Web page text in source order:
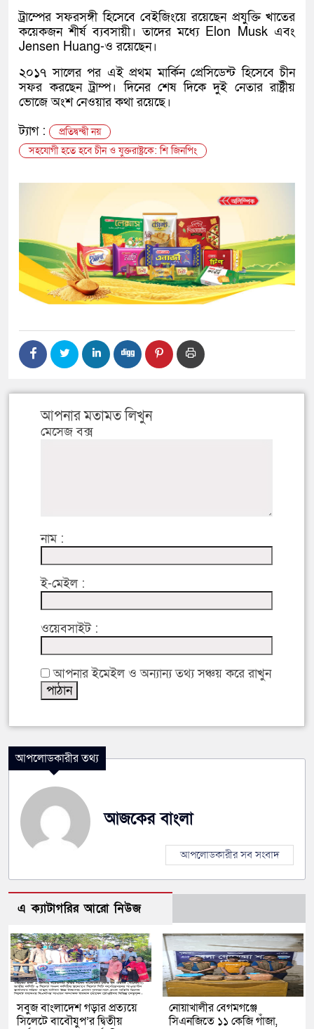
ট্রাম্পের সফরসঙ্গী হিসেবে বেইজিংয়ে রয়েছেন প্রযুক্তি খাতের
কয়েকজন শীর্ষ ব্যবসায়ী। তাদের মধ্যে Elon Musk এবং
Jensen Huang-ও রয়েছেন।
২০১৭ সালের পর এই প্রথম মার্কিন প্রেসিডেন্ট হিসেবে চীন
সফর করছেন ট্রাম্প। দিনের শেষ দিকে দুই নেতার রাষ্ট্রীয়
ভোজে অংশ নেওয়ার কথা রয়েছে।
ট্যাগ :
প্রতিদ্বন্দ্বী নয়
সহযোগী হতে হবে চীন ও যুক্তরাষ্ট্রকে: শি জিনপিং
আপনার মতামত লিখুন
মেসেজ বক্স
নাম :
ই-মেইল :
ওয়েবসাইট :
আপনার ইমেইল ও অন্যান্য তথ্য সঞ্চয় করে রাখুন
আপলোডকারীর তথ্য
আজকের বাংলা
আপলোডকারীর সব সংবাদ
এ ক্যাটাগরির আরো নিউজ
সবুজ বাংলাদেশ গড়ার প্রত্যয়ে
সিলেটে বাবৌযুপ’র দ্বিতীয়
নোয়াখালীর বেগমগঞ্জে
সিএনজিতে ১১ কেজি গাঁজা,